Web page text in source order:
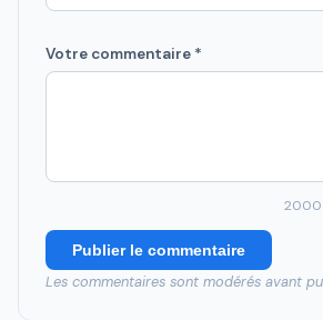
Votre commentaire *
2000
Publier le commentaire
Les commentaires sont modérés avant